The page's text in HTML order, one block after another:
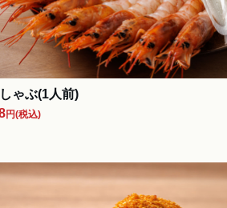
ゃぶ(1人前)
円(税込)